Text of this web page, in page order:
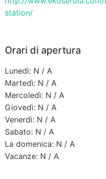
station/
Orari di apertura
Lunedì: N / A
Martedì: N / A
Mercoledì: N / A
Giovedì: N / A
Venerdì: N / A
Sabato: N / A
La domenica: N / A
Vacanze: N / A